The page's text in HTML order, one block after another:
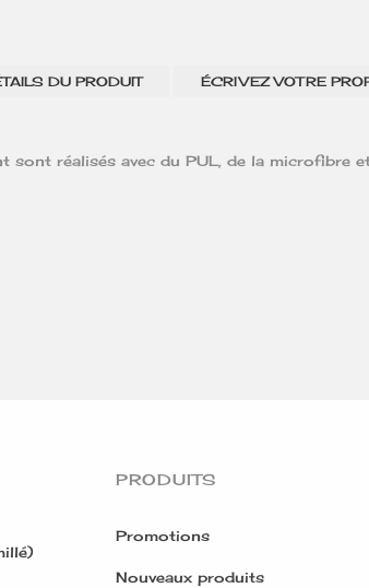
DU PRODUIT ÉCRIVEZ VOTRE
sont réalisés avec du PUL, de la microfibre
PRODUITS
Promotions
Nouveaux produits